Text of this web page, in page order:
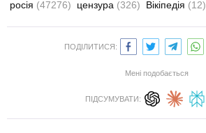
росія (47276) цензура (326) Вікіпедія (12)
ПОДІЛИТИСЯ:
Мені подобається
ПІДСУМУВАТИ: